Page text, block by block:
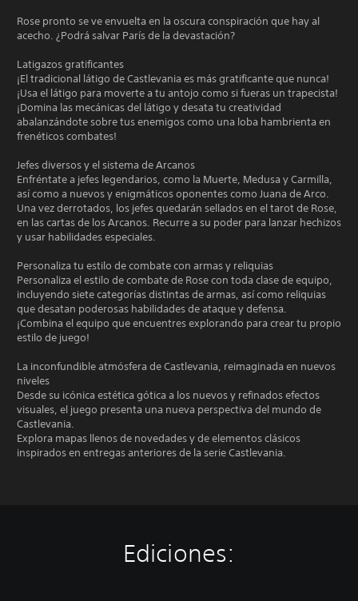
Rose pronto se ve envuelta en la oscura conspiración que hay al
acecho. ¿Podrá salvar París de la devastación?
Latigazos gratificantes
¡El tradicional látigo de Castlevania es más gratificante que nunca!
¡Usa el látigo para moverte a tu antojo como si fueras un trapecista!
¡Domina las mecánicas del látigo y desata tu creatividad
abalanzándote sobre tus enemigos como una loba hambrienta en
frenéticos combates!
Jefes diversos y el sistema de Arcanos
Enfréntate a jefes legendarios, como la Muerte, Medusa y Carmilla,
así como a nuevos y enigmáticos oponentes como Juana de Arco.
Una vez derrotados, los jefes quedarán sellados en el tarot de Rose,
en las cartas de los Arcanos. Recurre a su poder para lanzar hechizos
y usar habilidades especiales.
Personaliza tu estilo de combate con armas y reliquias
Personaliza el estilo de combate de Rose con toda clase de equipo,
incluyendo siete categorías distintas de armas, así como reliquias
que desatan poderosas habilidades de ataque y defensa.
¡Combina el equipo que encuentres explorando para crear tu propio
estilo de juego!
La inconfundible atmósfera de Castlevania, reimaginada en nuevos
niveles
Desde su icónica estética gótica a los nuevos y refinados efectos
visuales, el juego presenta una nueva perspectiva del mundo de
Castlevania.
Explora mapas llenos de novedades y de elementos clásicos
inspirados en entregas anteriores de la serie Castlevania.
Ediciones: